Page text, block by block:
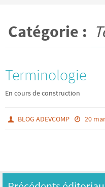
Catégorie :
Terminologie
En cours de construction
BLOG ADEVCOMP 20